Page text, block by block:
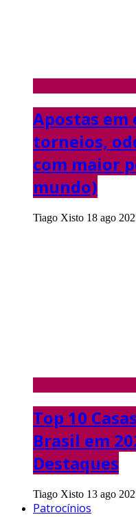
Apostas em
torneios,
com maior
mundo)
Tiago Xisto 18 ago
Top 10
Brasil em
Destaques
Tiago Xisto 13 ago
Patrocínios